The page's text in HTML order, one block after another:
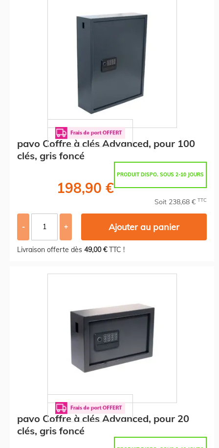
pavo Coffre à clés Advanced, pour 100
clés, gris foncé
PRODUIT DISPO. SOUS 2-10 JOURS
198,90 €
Soit 238,68 € TTC
- + Ajouter au panier
Livraison offerte dès 49,00 €TTC !
pavo Coffre à clés Advanced, pour 20
clés, gris foncé